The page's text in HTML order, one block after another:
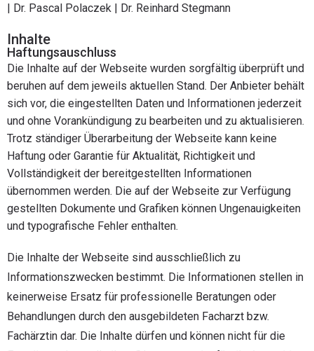
| Dr. Pascal Polaczek | Dr. Reinhard Stegmann
Inhalte
Haftungsauschluss
Die Inhalte auf der Webseite wurden sorgfältig überprüft und
beruhen auf dem jeweils aktuellen Stand. Der Anbieter behält
sich vor, die eingestellten Daten und Informationen jederzeit
und ohne Vorankündigung zu bearbeiten und zu aktualisieren.
Trotz ständiger Überarbeitung der Webseite kann keine
Haftung oder Garantie für Aktualität, Richtigkeit und
Vollständigkeit der bereitgestellten Informationen
übernommen werden. Die auf der Webseite zur Verfügung
gestellten Dokumente und Grafiken können Ungenauigkeiten
und typografische Fehler enthalten.
Die Inhalte der Webseite sind ausschließlich zu
Informationszwecken bestimmt. Die Informationen stellen in
keinerweise Ersatz für professionelle Beratungen oder
Behandlungen durch den ausgebildeten Facharzt bzw.
Fachärztin dar. Die Inhalte dürfen und können nicht für die